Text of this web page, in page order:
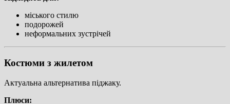
міського стилю
подорожей
неформальних зустрічей
Костюми з жилетом
Актуальна альтернатива піджаку.
Плюси: